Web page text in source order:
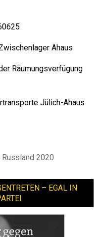
Ahaus
Räumungsverfügung
Jülich-Ahaus
2020
– EGAL IN